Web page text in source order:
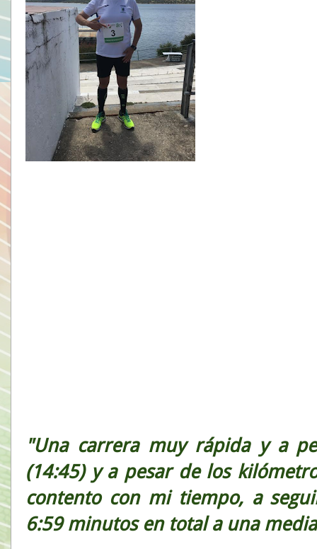
"Una carrera muy rápida y a
(14:45) y a pesar de los
contento con mi tiempo, a
6:59 minutos en total a una